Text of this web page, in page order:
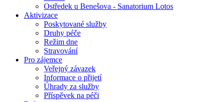
Ostředek u Benešova - Sanatorium Lotos
Aktivizace
Poskytované služby
Druhy péče
Režim dne
Stravování
Pro zájemce
Veřejný závazek
Informace o přijetí
Úhrady za služby
Příspěvek na péči